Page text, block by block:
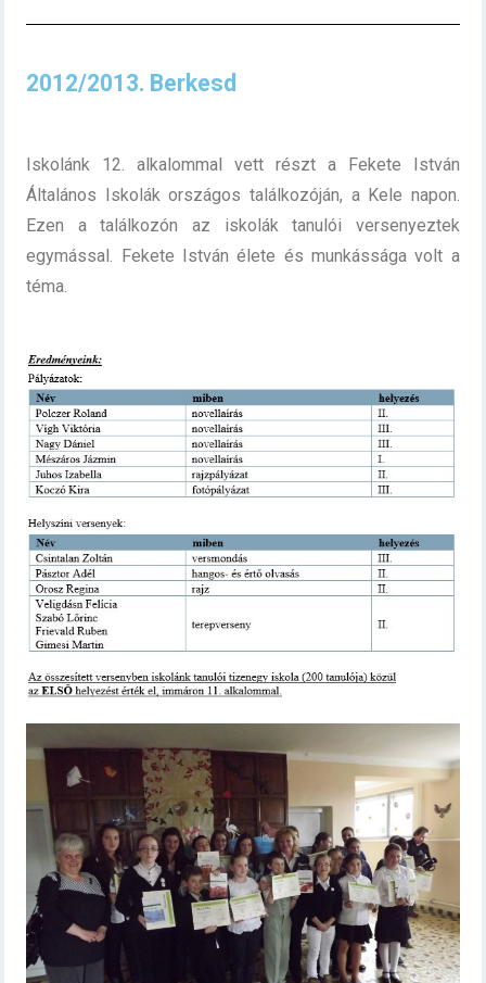
2012/2013. Berkesd
Iskolánk 12. alkalommal vett részt a Fekete István
Általános Iskolák országos találkozóján, a Kele napon.
Ezen a találkozón az iskolák tanulói versenyeztek
egymással. Fekete István élete és munkássága volt a
téma.